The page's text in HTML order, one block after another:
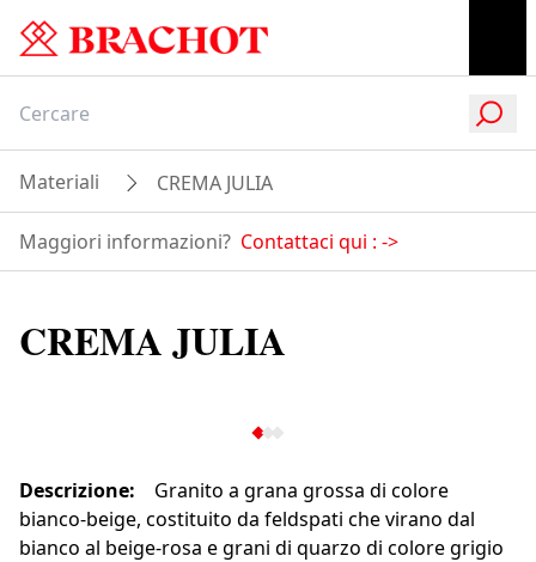
Materiali CREMA JULIA
Maggiori informazioni? Contattaci qui : ->
CREMA JULIA
Descrizione:
Granito a grana grossa di colore
bianco-beige, costituito da feldspati che virano dal
bianco al beige-rosa e grani di quarzo di colore grigio